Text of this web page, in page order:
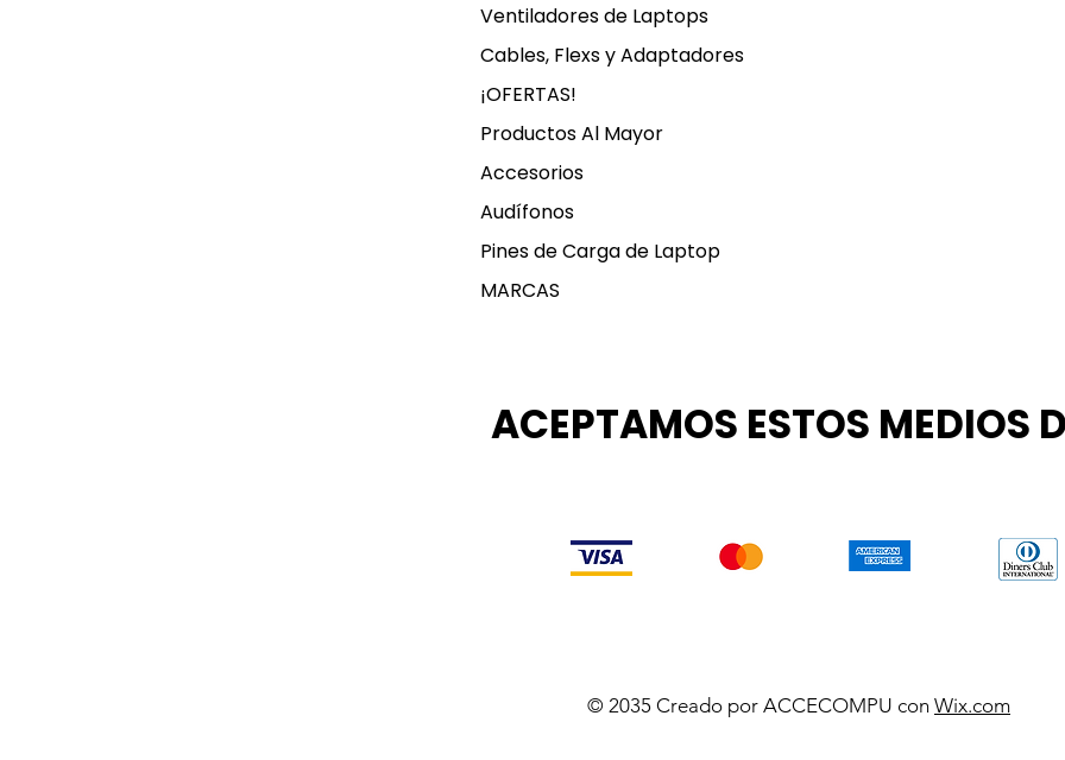
Ventiladores de Laptops
Cables, Flexs y Adaptadores
¡OFERTAS!
Productos Al Mayor
Accesorios
Audífonos
Pines de Carga de Laptop
MARCAS
ACEPTAMOS ESTOS MEDIOS
© 2035 Creado por ACCECOMPU con Wix.com